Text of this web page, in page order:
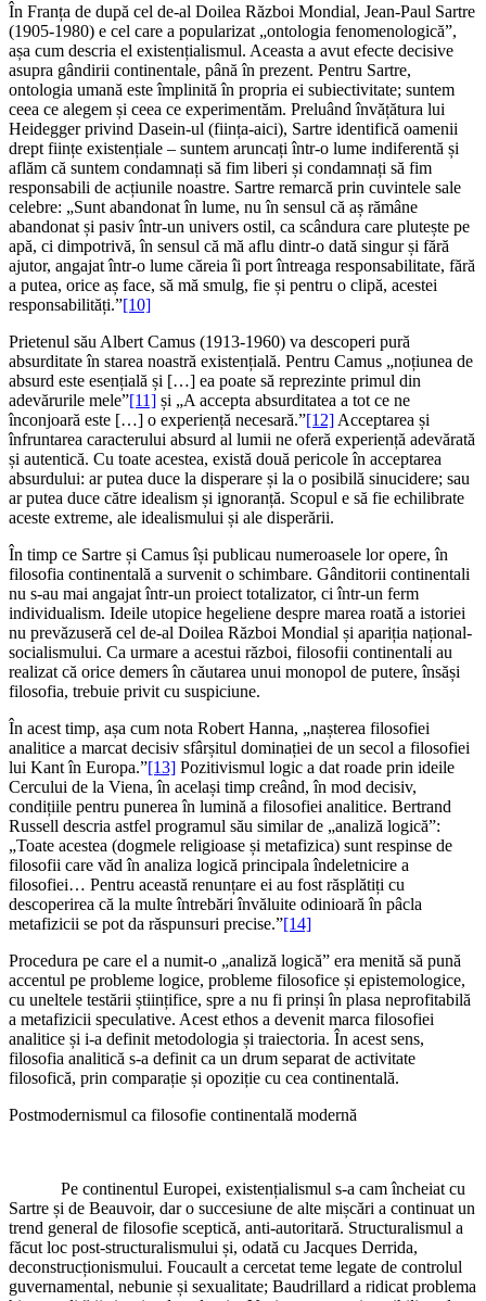
În Franța de după cel de-al Doilea Război Mondial, Jean-Paul Sartre
(1905-1980) e cel care a popularizat „ontologia fenomenologică”,
așa cum descria el existențialismul. Aceasta a avut efecte decisive
asupra gândirii continentale, până în prezent. Pentru Sartre,
ontologia umană este împlinită în propria ei subiectivitate; suntem
ceea ce alegem și ceea ce experimentăm. Preluând învățătura lui
Heidegger privind Dasein-ul (ființa-aici), Sartre identifică oamenii
drept ființe existențiale – suntem aruncați într-o lume indiferentă și
aflăm că suntem condamnați să fim liberi și condamnați să fim
responsabili de acțiunile noastre. Sartre remarcă prin cuvintele sale
celebre: „Sunt abandonat în lume, nu în sensul că aș rămâne
abandonat și pasiv într-un univers ostil, ca scândura care plutește pe
apă, ci dimpotrivă, în sensul că mă aflu dintr-o dată singur și fără
ajutor, angajat într-o lume căreia îi port întreaga responsabilitate, fără
a putea, orice aș face, să mă smulg, fie și pentru o clipă, acestei
responsabilități.”[10]
Prietenul său Albert Camus (1913-1960) va descoperi pură
absurditate în starea noastră existențială. Pentru Camus „noțiunea de
absurd este esențială și […] ea poate să reprezinte primul din
adevărurile mele”[11] și „A accepta absurditatea a tot ce ne
înconjoară este […] o experiență necesară.”[12] Acceptarea și
înfruntarea caracterului absurd al lumii ne oferă experiență adevărată
și autentică. Cu toate acestea, există două pericole în acceptarea
absurdului: ar putea duce la disperare și la o posibilă sinucidere; sau
ar putea duce către idealism și ignoranță. Scopul e să fie echilibrate
aceste extreme, ale idealismului și ale disperării.
În timp ce Sartre și Camus își publicau numeroasele lor opere, în
filosofia continentală a survenit o schimbare. Gânditorii continentali
nu s-au mai angajat într-un proiect totalizator, ci într-un ferm
individualism. Ideile utopice hegeliene despre marea roată a istoriei
nu prevăzuseră cel de-al Doilea Război Mondial și apariția național-
socialismului. Ca urmare a acestui război, filosofii continentali au
realizat că orice demers în căutarea unui monopol de putere, însăși
filosofia, trebuie privit cu suspiciune.
În acest timp, așa cum nota Robert Hanna, „nașterea filosofiei
analitice a marcat decisiv sfârșitul dominației de un secol a filosofiei
lui Kant în Europa.”[13] Pozitivismul logic a dat roade prin ideile
Cercului de la Viena, în același timp creând, în mod decisiv,
condițiile pentru punerea în lumină a filosofiei analitice. Bertrand
Russell descria astfel programul său similar de „analiză logică”:
„Toate acestea (dogmele religioase și metafizica) sunt respinse de
filosofii care văd în analiza logică principala îndeletnicire a
filosofiei… Pentru această renunțare ei au fost răsplătiți cu
descoperirea că la multe întrebări învăluite odinioară în pâcla
metafizicii se pot da răspunsuri precise.”[14]
Procedura pe care el a numit-o „analiză logică” era menită să pună
accentul pe probleme logice, probleme filosofice și epistemologice,
cu uneltele testării științifice, spre a nu fi prinși în plasa neprofitabilă
a metafizicii speculative. Acest ethos a devenit marca filosofiei
analitice și i-a definit metodologia și traiectoria. În acest sens,
filosofia analitică s-a definit ca un drum separat de activitate
filosofică, prin comparație și opoziție cu cea continentală.
Postmodernismul ca filosofie continentală modernă
Pe continentul Europei, existențialismul s-a cam încheiat cu
Sartre și de Beauvoir, dar o succesiune de alte mișcări a continuat un
trend general de filosofie sceptică, anti-autoritară. Structuralismul a
făcut loc post-structuralismului și, odată cu Jacques Derrida,
deconstrucționismului. Foucault a cercetat teme legate de controlul
guvernamental, nebunie și sexualitate; Baudrillard a ridicat problema